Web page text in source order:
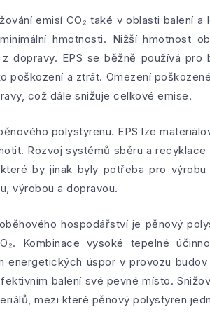
emisí CO₂ také v oblasti balení
hmotnosti. Nižší hmotnost
dopravy. EPS se běžně používá pro
poškození a ztrát. Omezení
což dále snižuje celkové emise.
polystyrenu. EPS lze
Rozvoj systémů sběru a recyklace
by jinak byly potřeba pro
výrobou a dopravou.
hospodářství je pěnový
Kombinace vysoké tepelné
energetických úspor v provozu
balení své pevné místo.
mezi které pěnový polystyren